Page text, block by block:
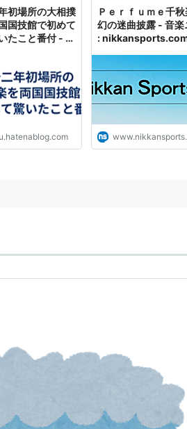
初場所の大相撲
国技館で初めて
たこと番付 - テ
Ｐｅｒｆｕｍｅ千
幻の迷曲披露 - 音楽
: